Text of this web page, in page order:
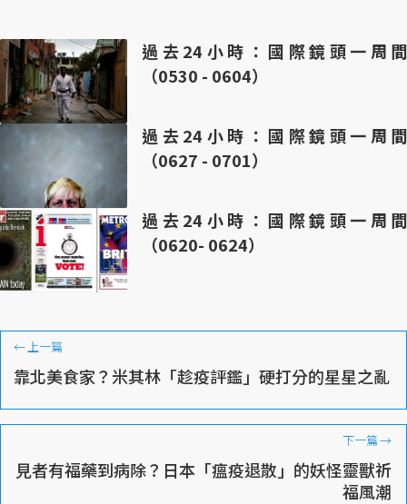
過去24小時：國際鏡頭一周間
（0530 - 0604）
過去24小時：國際鏡頭一周間
（0627 - 0701）
過去24小時：國際鏡頭一周間
（0620- 0624）
← 上一篇
靠北美食家？米其林「趁疫評鑑」硬打分的星星之亂
下一篇→
見者有福藥到病除？日本「瘟疫退散」的妖怪靈獸祈
福風潮